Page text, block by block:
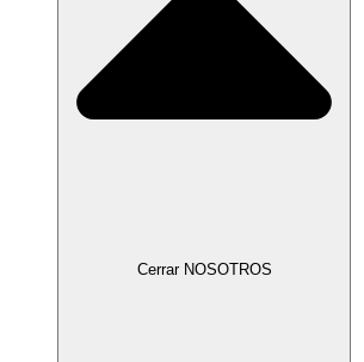
Cerrar NOSOTROS